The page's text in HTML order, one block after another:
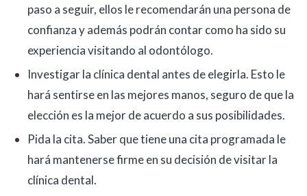
paso a seguir, ellos le recomendarán una persona de
confianza y además podrán contar como ha sido su
experiencia visitando al odontólogo.
Investigar la clínica dental antes de elegirla. Esto le
hará sentirse en las mejores manos, seguro de que la
elección es la mejor de acuerdo a sus posibilidades.
Pida la cita. Saber que tiene una cita programada le
hará mantenerse firme en su decisión de visitar la
clínica dental.